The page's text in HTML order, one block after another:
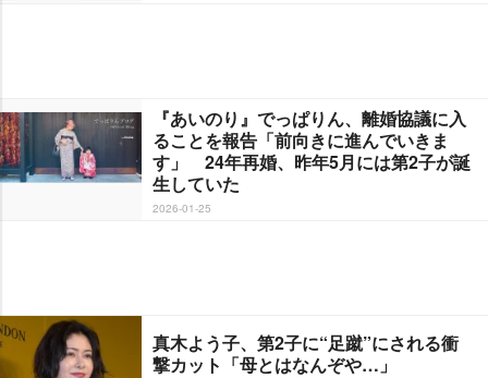
『あいのり』でっぱりん、離婚協議に入
ることを報告「前向きに進んでいきま
す」 24年再婚、昨年5月には第2子が誕
生していた
2026-01-25
真木よう子、第2子に“足蹴”にされる衝
撃カット「母とはなんぞや…」